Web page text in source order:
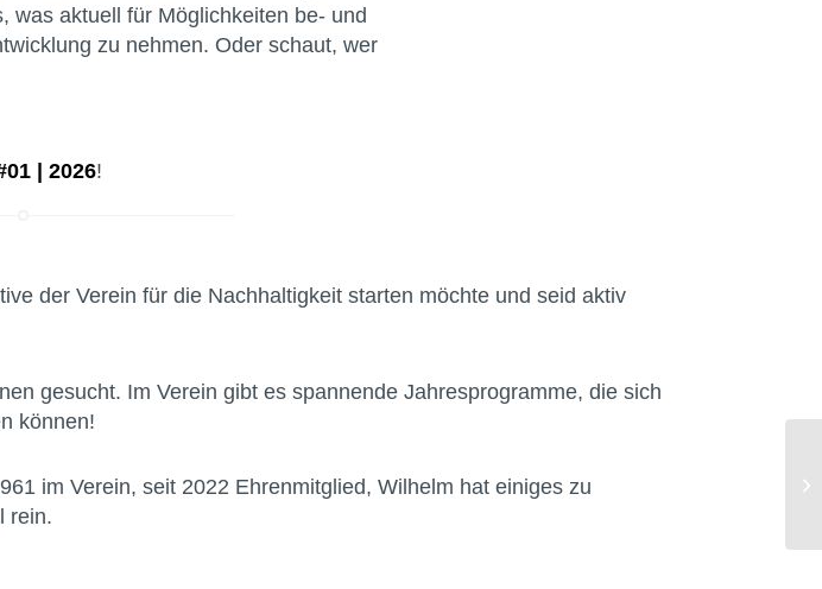
was aktuell für Möglichkeiten be- und
zu nehmen. Oder schaut, wer
| 2026!
der Verein für die Nachhaltigkeit starten möchte und seid aktiv
gesucht. Im Verein gibt es spannende Jahresprogramme, die sich
können!
im Verein, seit 2022 Ehrenmitglied, Wilhelm hat einiges zu
rein.